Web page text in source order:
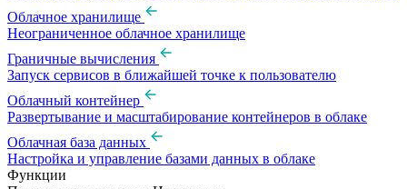
Облачное хранилище
Неограниченное облачное хранилище
Граничные вычисления
Запуск сервисов в ближайшей точке к пользователю
Облачный контейнер
Развертывание и масштабирование контейнеров в облаке
Облачная база данных
Настройка и управление базами данных в облаке
Функции